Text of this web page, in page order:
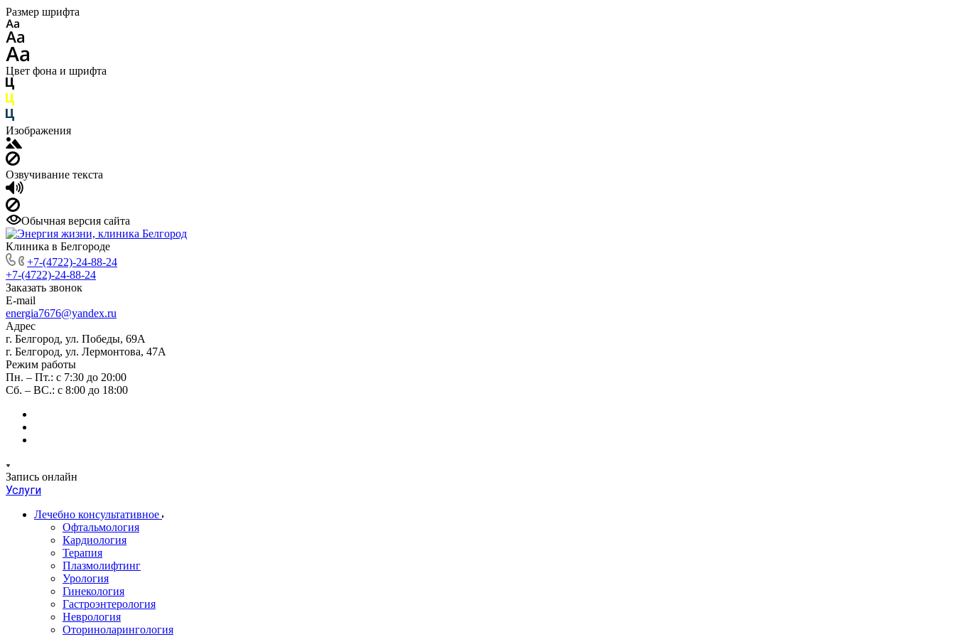
Размер шрифта
Цвет фона и шрифта
Изображения
Озвучивание текста
Обычная версия сайта
Клиника в Белгороде
+7-(4722)-24-88-24
+7-(4722)-24-88-24
Заказать звонок
E-mail
energia7676@yandex.ru
Адрес
г. Белгород, ул. Победы, 69А
г. Белгород, ул. Лермонтова, 47А
Режим работы
Пн. – Пт.: с 7:30 до 20:00
Сб. – ВС.: с 8:00 до 18:00
Запись онлайн
Услуги
Лечебно консультативное
Офтальмология
Кардиология
Терапия
Плазмолифтинг
Урология
Гинекология
Гастроэнтерология
Неврология
Оториноларингология